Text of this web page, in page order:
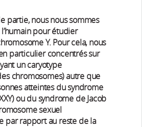
partie, nous nous sommes
pour étudier
Y. Pour cela, nous
particulier concentrés sur
un caryotype
chromosomes) autre que
atteintes du syndrome
ou du syndrome de Jacob
sexuel
par rapport au reste de la